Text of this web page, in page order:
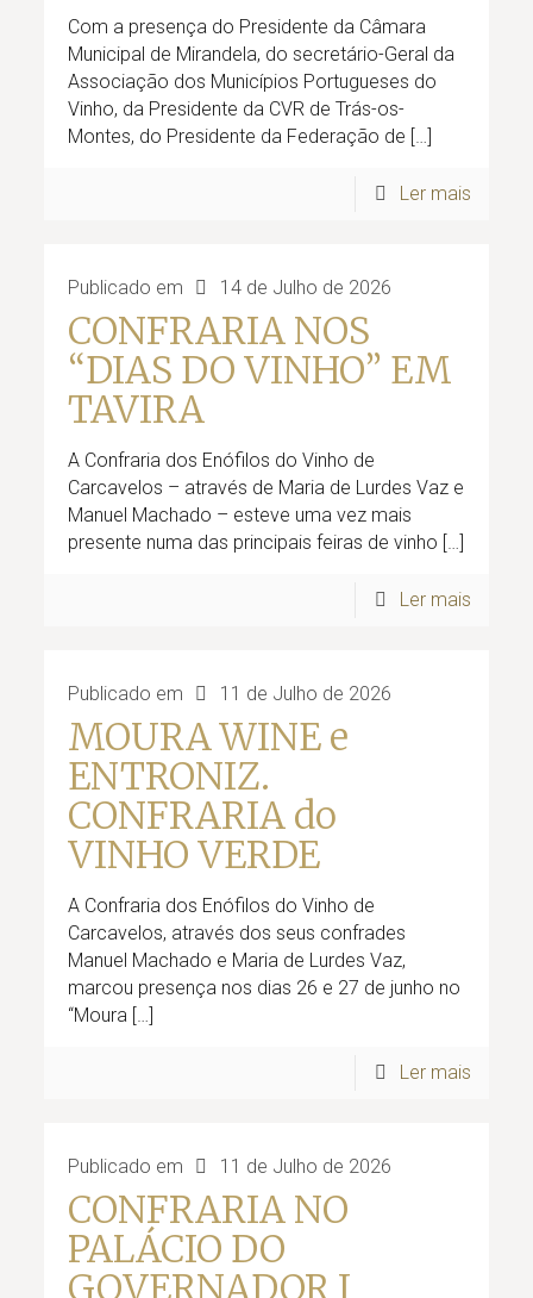
Com a presença do Presidente da Câmara
Municipal de Mirandela, do secretário-Geral da
Associação dos Municípios Portugueses do
Vinho, da Presidente da CVR de Trás-os-
Montes, do Presidente da Federação de […]
Ler mais
Publicado em 14 de Julho de 2026
CONFRARIA NOS
“DIAS DO VINHO” EM
TAVIRA
A Confraria dos Enófilos do Vinho de
Carcavelos – através de Maria de Lurdes Vaz e
Manuel Machado – esteve uma vez mais
presente numa das principais feiras de vinho […]
Ler mais
Publicado em 11 de Julho de 2026
MOURA WINE e
ENTRONIZ.
CONFRARIA do
VINHO VERDE
A Confraria dos Enófilos do Vinho de
Carcavelos, através dos seus confrades
Manuel Machado e Maria de Lurdes Vaz,
marcou presença nos dias 26 e 27 de junho no
“Moura […]
Ler mais
Publicado em 11 de Julho de 2026
CONFRARIA NO
PALÁCIO DO
GOVERNADOR I